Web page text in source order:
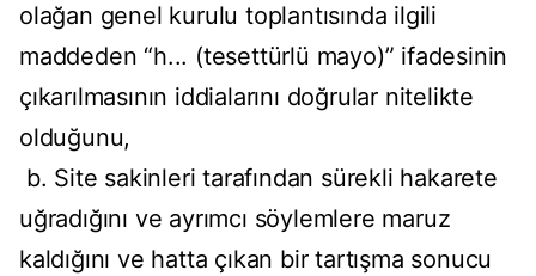
olağan genel kurulu toplantısında ilgili
maddeden “h... (tesettürlü mayo)” ifadesinin
çıkarılmasının iddialarını doğrular nitelikte
olduğunu,
b. Site sakinleri tarafından sürekli hakarete
uğradığını ve ayrımcı söylemlere maruz
kaldığını ve hatta çıkan bir tartışma sonucu